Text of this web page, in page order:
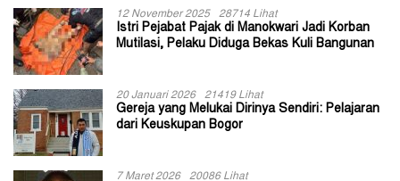
12 November 2025 28714 Lihat
Istri Pejabat Pajak di Manokwari Jadi Korban
Mutilasi, Pelaku Diduga Bekas Kuli Bangunan
20 Januari 2026 21419 Lihat
Gereja yang Melukai Dirinya Sendiri: Pelajaran
dari Keuskupan Bogor
7 Maret 2026 20086 Lihat